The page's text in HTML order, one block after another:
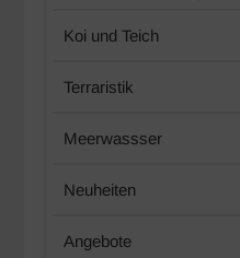
Koi und Teich
Terraristik
Meerwassser
Neuheiten
Angebote